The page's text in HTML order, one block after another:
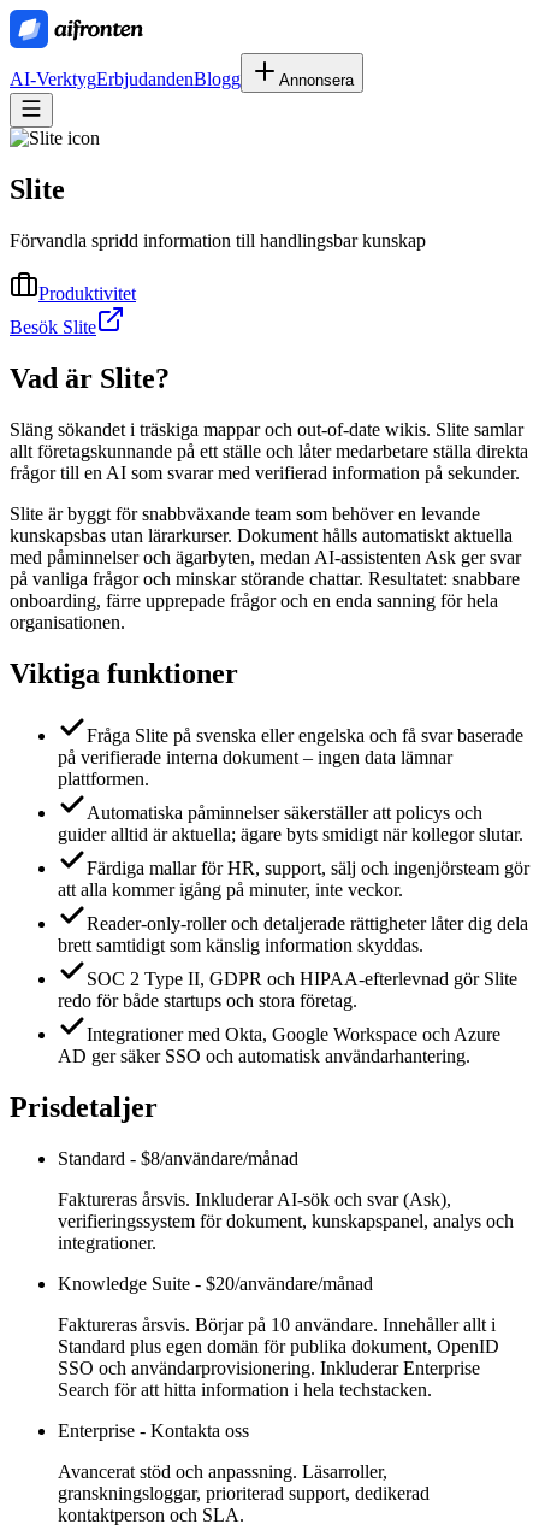
AI-VerktygErbjudandenBlogg Annonsera
Slite
Förvandla spridd information till handlingsbar kunskap
Produktivitet
Besök Slite
Vad är Slite?
Släng sökandet i träskiga mappar och out-of-date wikis. Slite samlar
allt företagskunnande på ett ställe och låter medarbetare ställa direkta
frågor till en AI som svarar med verifierad information på sekunder.
Slite är byggt för snabbväxande team som behöver en levande
kunskapsbas utan lärarkurser. Dokument hålls automatiskt aktuella
med påminnelser och ägarbyten, medan AI-assistenten Ask ger svar
på vanliga frågor och minskar störande chattar. Resultatet: snabbare
onboarding, färre upprepade frågor och en enda sanning för hela
organisationen.
Viktiga funktioner
Fråga Slite på svenska eller engelska och få svar baserade
på verifierade interna dokument – ingen data lämnar
plattformen.
Automatiska påminnelser säkerställer att policys och
guider alltid är aktuella; ägare byts smidigt när kollegor slutar.
Färdiga mallar för HR, support, sälj och ingenjörsteam gör
att alla kommer igång på minuter, inte veckor.
Reader-only-roller och detaljerade rättigheter låter dig dela
brett samtidigt som känslig information skyddas.
SOC 2 Type II, GDPR och HIPAA-efterlevnad gör Slite
redo för både startups och stora företag.
Integrationer med Okta, Google Workspace och Azure
AD ger säker SSO och automatisk användarhantering.
Prisdetaljer
Standard - $8/användare/månad
Faktureras årsvis. Inkluderar AI-sök och svar (Ask),
verifieringssystem för dokument, kunskapspanel, analys och
integrationer.
Knowledge Suite - $20/användare/månad
Faktureras årsvis. Börjar på 10 användare. Innehåller allt i
Standard plus egen domän för publika dokument, OpenID
SSO och användarprovisionering. Inkluderar Enterprise
Search för att hitta information i hela techstacken.
Enterprise - Kontakta oss
Avancerat stöd och anpassning. Läsarroller,
granskningsloggar, prioriterad support, dedikerad
kontaktperson och SLA.